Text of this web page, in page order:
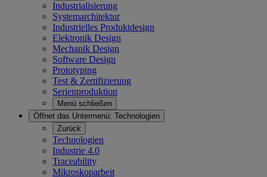
Industrialisierung
Systemarchitektur
Industrielles Produktdesign
Elektronik Design
Mechanik Design
Software Design
Prototyping
Test & Zertifizierung
Serienproduktion
Menü schließen
Öffnet das Untermenü: Technologien
Zurück
Technologien
Industrie 4.0
Traceability
Mikroskoparbeit